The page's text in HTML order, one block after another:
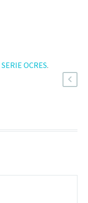
SERIE OCRES.